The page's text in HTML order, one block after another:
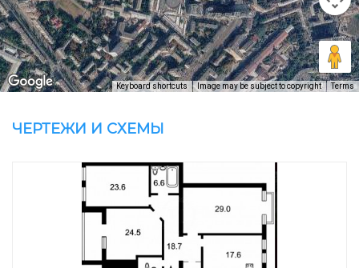
Keyboard shortcuts Image may be subject to copyright Terms
ЧЕРТЕЖИ И СХЕМЫ